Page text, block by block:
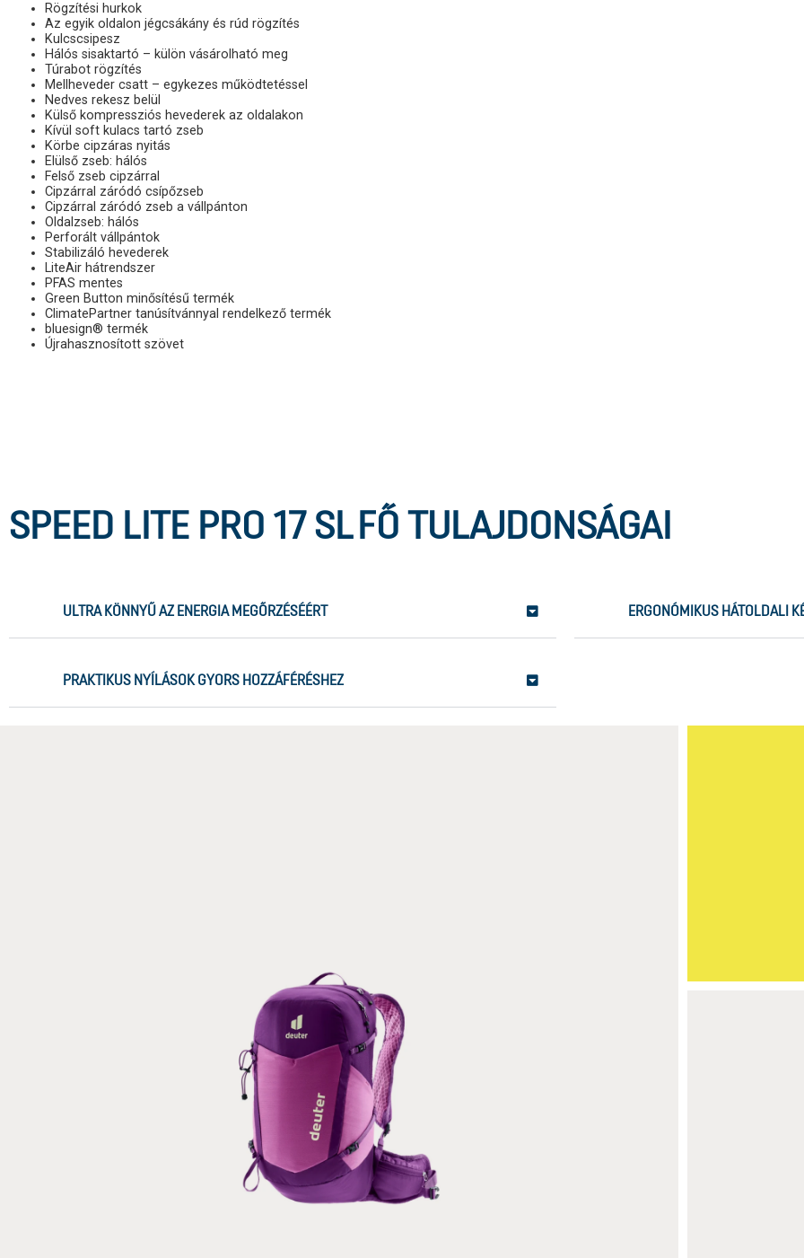
Rögzítési hurkok
Az egyik oldalon jégcsákány és rúd rögzítés
Kulcscsipesz
Hálós sisaktartó – külön vásárolható meg
Túrabot rögzítés
Mellheveder csatt – egykezes működtetéssel
Nedves rekesz belül
Külső kompressziós hevederek az oldalakon
Kívül soft kulacs tartó zseb
Körbe cipzáras nyitás
Elülső zseb: hálós
Felső zseb cipzárral
Cipzárral záródó csípőzseb
Cipzárral záródó zseb a vállpánton
Oldalzseb: hálós
Perforált vállpántok
Stabilizáló hevederek
LiteAir hátrendszer
PFAS mentes
Green Button minősítésű termék
ClimatePartner tanúsítvánnyal rendelkező termék
bluesign® termék
Újrahasznosított szövet
SPEED LITE PRO 17 SLFŐ TULAJDONSÁGAI
ULTRA KÖNNYŰ AZ ENERGIA MEGŐRZÉSÉÉRT ERGONÓMIKUS HÁTOLDALI
PRAKTIKUS NYÍLÁSOK GYORS HOZZÁFÉRÉSHEZ